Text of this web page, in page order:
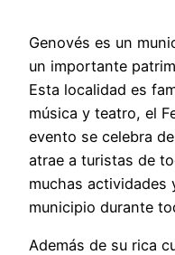
Genovés es un
un importante
Esta localidad es
música y teatro, el
evento se celebra
atrae a turistas de
muchas actividades
municipio durante
Además de su rica